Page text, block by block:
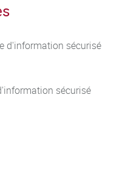
d'information sécurisé
sécurisé